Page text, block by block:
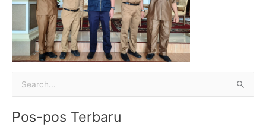
Pos-pos Terbaru